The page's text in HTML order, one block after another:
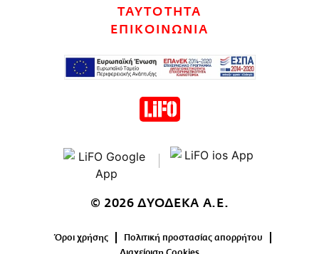
ΤΑΥΤΟΤΗΤΑ
ΕΠΙΚΟΙΝΩΝΙΑ
© 2026 ΔΥΟΔΕΚΑ Α.Ε.
Όροι χρήσης
Πολιτική προστασίας απορρήτου